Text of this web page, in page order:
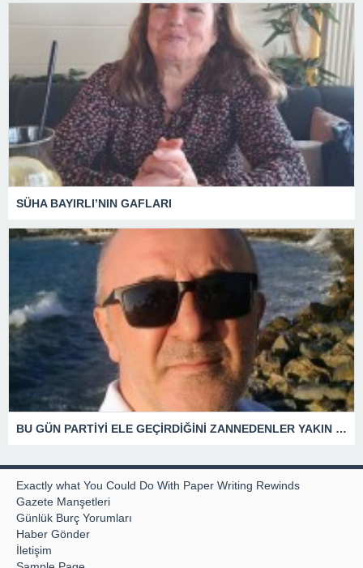
SÜHA BAYIRLI’NIN GAFLARI
BU GÜN PARTİYİ ELE GEÇİRDİĞİNİ ZANNEDENLER YAKIN BİR GELECEKTE SİYASETİN ÇÖPLÜĞÜNDE YERİNİ ALACAKTIR
Exactly what You Could Do With Paper Writing Rewinds
Gazete Manşetleri
Günlük Burç Yorumları
Haber Gönder
İletişim